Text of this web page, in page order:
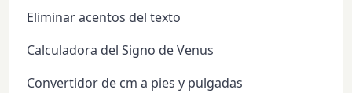
Eliminar acentos del texto
Calculadora del Signo de Venus
Convertidor de cm a pies y pulgadas